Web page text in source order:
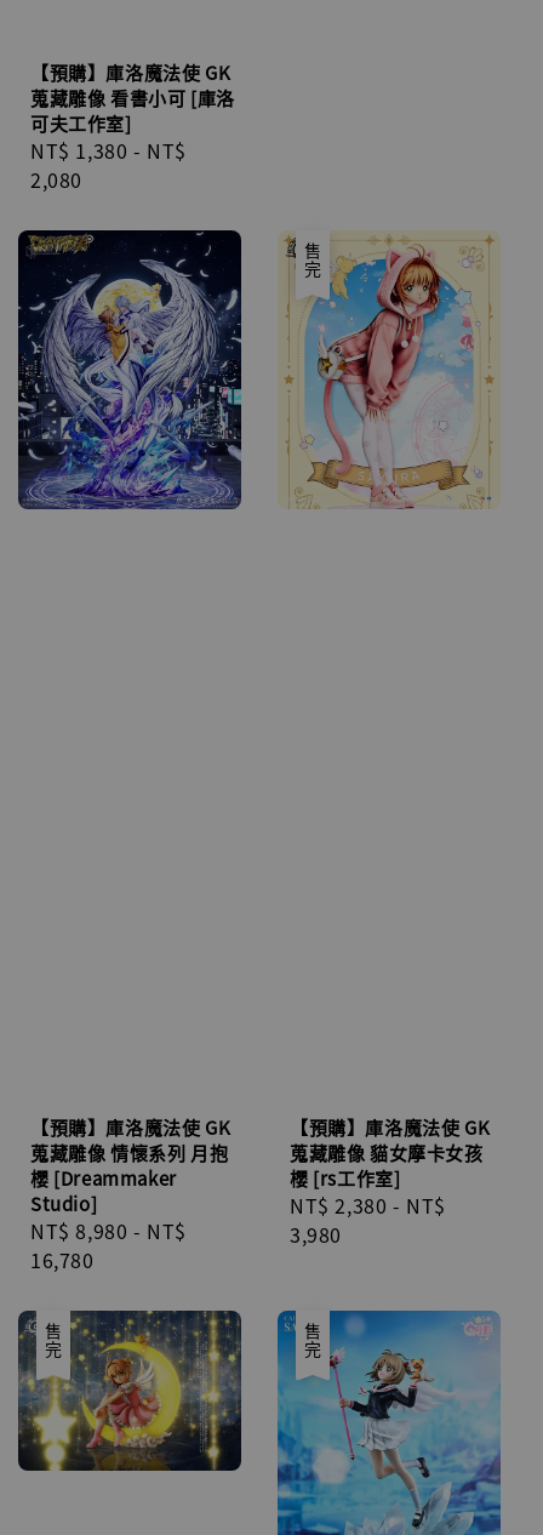
【預購】庫洛魔法使 GK
蒐藏雕像 看書小可 [庫洛
可夫工作室]
Regular
price
NT$ 1,380 - NT$
2,080
【預購】庫洛魔法使 GK
蒐藏雕像 情懷系列 月抱
櫻 [Dreammaker
Studio]
Regular
price
NT$ 8,980 - NT$
16,780
售完
【預購】庫洛魔法使 GK
蒐藏雕像 貓女摩卡女孩
櫻 [rs工作室]
Regular
price
NT$ 2,380 - NT$
3,980
售完 售完